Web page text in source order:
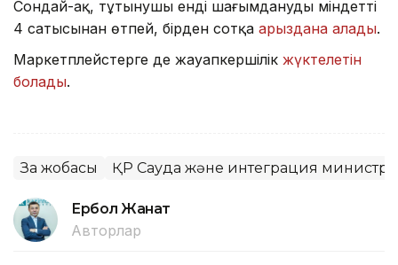
Сондай-ақ, тұтынушы енді шағымданудың міндетті
4 сатысынан өтпей, бірден сотқа арыздана алады.
Маркетплейстерге де жауапкершілік жүктелетін
болады.
Заң жобасы ҚР Сауда және интеграция
Ербол Жанат
Авторлар